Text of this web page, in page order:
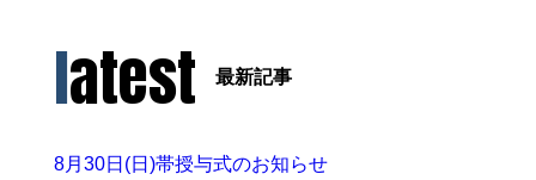
latest 最新記事
8月30日(日)帯授与式のお知らせ